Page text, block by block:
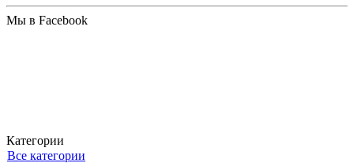
Мы в Facebook
Категории
Все категории